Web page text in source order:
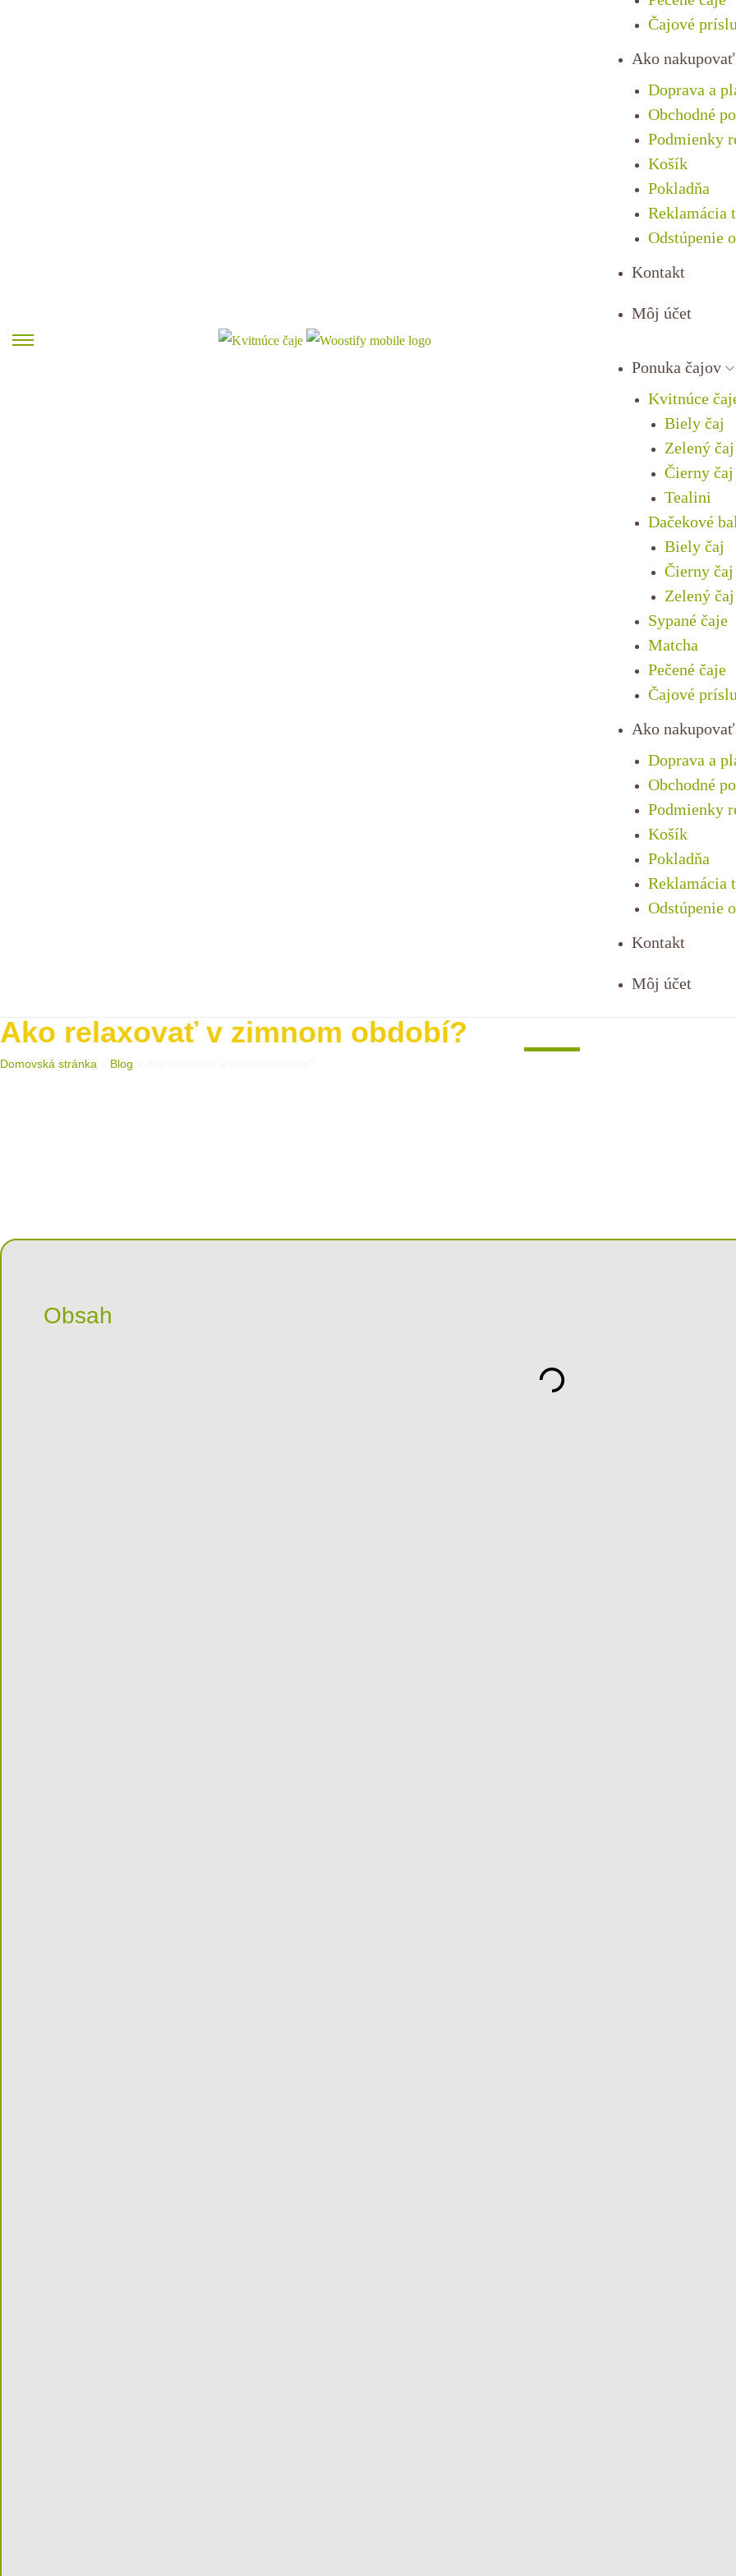
Čajové
Ako nakupovať
Doprava a
Obchodné
Podmienky
Košík
Pokladňa
Reklamácia
Odstúpenie
Kontakt
Môj účet
Ponuka čajov
Kvitnúce
Biely čaj
Zelený čaj
Čierny čaj
Tealini
Dačekové
Biely čaj
Čierny čaj
Zelený čaj
Sypané čaje
Matcha
Pečené čaje
Čajové
Ako nakupovať
Doprava a
Obchodné
Podmienky
Košík
Pokladňa
Reklamácia
Odstúpenie
Kontakt
Môj účet
Ako relaxovať v zimnom období?
Domovská stránka Blog
Obsah